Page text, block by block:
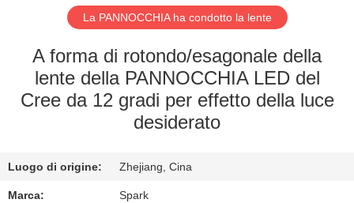
VISITA
ALLA
FABBRICA
CONTROLLO
QUALITÀ
La PANNOCCHIA ha condotto la lente
A forma di rotondo/esagonale della
lente della PANNOCCHIA LED del
Cree da 12 gradi per effetto della luce
desiderato
Luogo di origine: Zhejiang, Cina
Marca: Spark